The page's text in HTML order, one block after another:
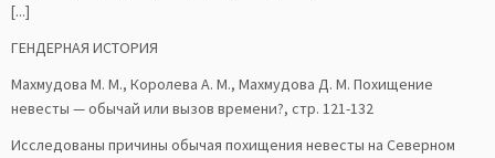
[...]
ГЕНДЕРНАЯ ИСТОРИЯ
Махмудова М. М., Королева А. М., Махмудова Д. М. Похищение
невесты — обычай или вызов времени?, стр. 121-132
Исследованы причины обычая похищения невесты на Северном